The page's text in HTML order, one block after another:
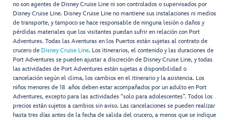
no son agentes de Disney Cruise Line ni son controlados o supervisados por
Disney Cruise Line. Disney Cruise Line no mantiene sus instalaciones ni medios
de transporte, y tampoco se hace responsable de ninguna lesión o daños y
pérdidas materiales que los visitantes puedan sufrir en relación con Port
Adventures. Todas las Aventuras en los Puertos están sujetas al contrato de
crucero de Disney Cruise Line. Los itinerarios, el contenido y las duraciones de
Port Adventures se pueden ajustar a discreción de Disney Cruise Line, y todas
las actividades de Port Adventures están sujetas a disponibilidad o
cancelación según el clima, los cambios en el itinerario y la asistencia. Los
niños menores de 18 años deben estar acompañados por un adulto en Port
Adventures, excepto para las actividades “solo para adolescentes”. Todos los
precios están sujetos a cambios sin aviso. Las cancelaciones se pueden realizar
hasta tres días antes de la fecha de salida del crucero, a menos que se indique